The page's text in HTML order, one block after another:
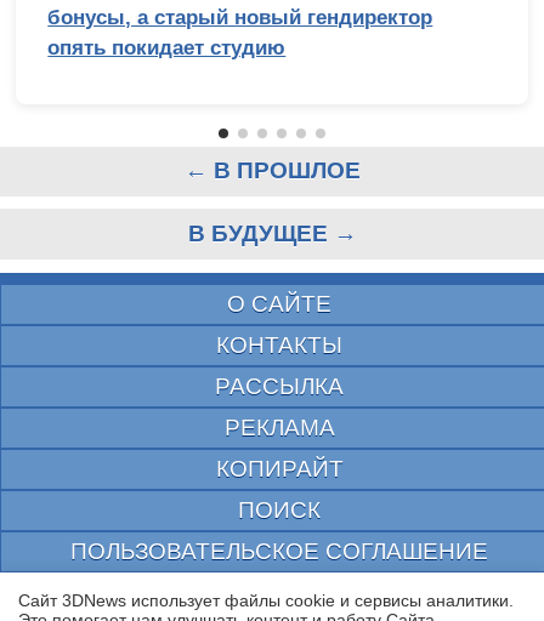
бонусы, а старый новый гендиректор
опять покидает студию
← В ПРОШЛОЕ
В БУДУЩЕЕ →
О САЙТЕ
КОНТАКТЫ
РАССЫЛКА
РЕКЛАМА
КОПИРАЙТ
ПОИСК
ПОЛЬЗОВАТЕЛЬСКОЕ СОГЛАШЕНИЕ
ЗАЩИЩЕНО CURATOR
Сайт 3DNews использует файлы cookie и сервисы аналитики.